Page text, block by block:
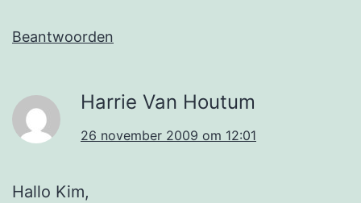
Beantwoorden
Harrie Van Houtum
26 november 2009 om 12:01
Hallo Kim,